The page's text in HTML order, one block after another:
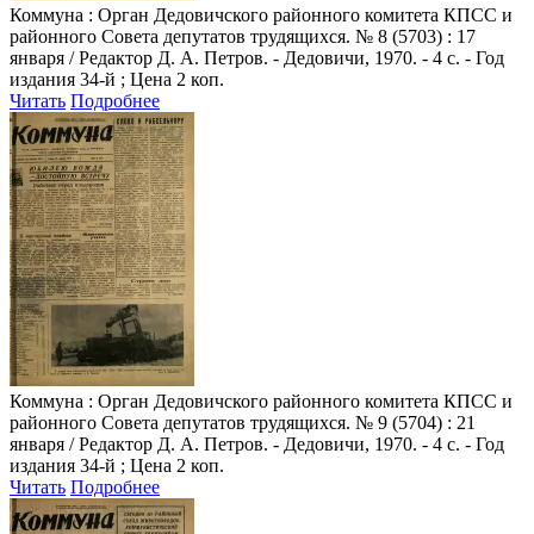
Коммуна : Орган Дедовичского районного комитета КПСС и
районного Совета депутатов трудящихся. № 8 (5703) : 17
января / Редактор Д. А. Петров. - Дедовичи, 1970. - 4 с. - Год
издания 34-й ; Цена 2 коп.
Читать Подробнее
Коммуна : Орган Дедовичского районного комитета КПСС и
районного Совета депутатов трудящихся. № 9 (5704) : 21
января / Редактор Д. А. Петров. - Дедовичи, 1970. - 4 с. - Год
издания 34-й ; Цена 2 коп.
Читать Подробнее